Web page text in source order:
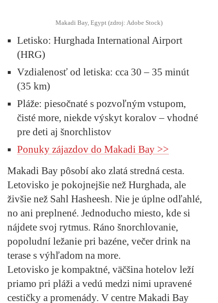
Makadi Bay, Egypt (zdroj: Adobe Stock)
Letisko: Hurghada International Airport
(HRG)
Vzdialenosť od letiska: cca 30 – 35 minút
(35 km)
Pláže: piesočnaté s pozvoľným vstupom,
čisté more, niekde výskyt koralov – vhodné
pre deti aj šnorchlistov
Ponuky zájazdov do Makadi Bay >>
Makadi Bay pôsobí ako zlatá stredná cesta.
Letovisko je pokojnejšie než Hurghada, ale
živšie než Sahl Hasheesh. Nie je úplne odľahlé,
no ani preplnené. Jednoducho miesto, kde si
nájdete svoj rytmus. Ráno šnorchlovanie,
popoludní ležanie pri bazéne, večer drink na
terase s výhľadom na more.
Letovisko je kompaktné, väčšina hotelov leží
priamo pri pláži a vedú medzi nimi upravené
cestičky a promenády. V centre Makadi Bay